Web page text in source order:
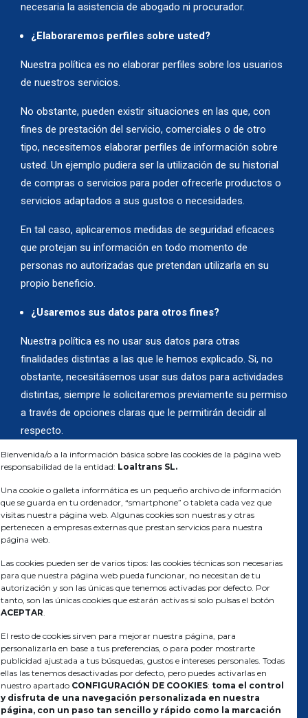
necesaria la asistencia de abogado ni procurador.
¿Elaboraremos perfiles sobre usted?
Nuestra política es no elaborar perfiles sobre los usuarios
de nuestros servicios.
No obstante, pueden existir situaciones en las que, con
fines de prestación del servicio, comerciales o de otro
tipo, necesitemos elaborar perfiles de información sobre
usted. Un ejemplo pudiera ser la utilización de su historial
de compras o servicios para poder ofrecerle productos o
servicios adaptados a sus gustos o necesidades.
En tal caso, aplicaremos medidas de seguridad eficaces
que protejan su información en todo momento de
personas no autorizadas que pretendan utilizarla en su
propio beneficio.
¿Usaremos sus datos para otros fines?
Nuestra política es no usar sus datos para otras
finalidades distintas a las que le hemos explicado. Si, no
obstante, necesitásemos usar sus datos para actividades
distintas, siempre le solicitaremos previamente su permiso
a través de opciones claras que le permitirán decidir al
respecto.
Transporte de mercancías, para la alimentación e industrial,
por todo el territorio europeo.
LOALTRANS
Empresa
Servicio y Flota
Bienvenida/o a la información básica sobre las cookies de la página web
responsabilidad de la entidad: Loaltrans SL.
Una cookie o galleta informática es un pequeño archivo de información
que se guarda en tu ordenador, “smartphone” o tableta cada vez que
visitas nuestra página web. Algunas cookies son nuestras y otras
pertenecen a empresas externas que prestan servicios para nuestra
página web.
Las cookies pueden ser de varios tipos: las cookies técnicas son necesarias
para que nuestra página web pueda funcionar, no necesitan de tu
autorización y son las únicas que tenemos activadas por defecto. Por
tanto, son las únicas cookies que estarán activas si solo pulsas el botón
ACEPTAR
El resto de cookies sirven para mejorar nuestra página, para
personalizarla en base a tus preferencias, o para poder mostrarte
publicidad ajustada a tus búsquedas, gustos e intereses personales. Todas
ellas las tenemos desactivadas por defecto, pero puedes activarlas en
nuestro apartado CONFIGURACIÓN DE COOKIES: toma el control
y disfruta de una navegación personalizada en nuestra
página, con un paso tan sencillo y rápido como la marcación